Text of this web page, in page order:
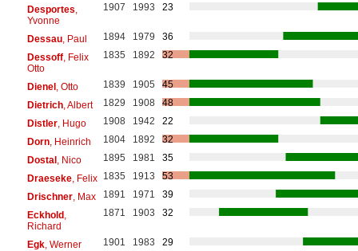
Desportes
Yvonne
1907 1993 23
Dessau, Paul 1894 1979
36
Dessoff, Felix
Otto
1835 1892 32
Dienel, Otto 1839 1905
45
Dietrich, Albert 1829 1908
48
Distler, Hugo 1908 1942
22
Dorn, Heinrich 1804 1892
32
Dostal, Nico 1895 1981
35
Draeseke, Felix 1835 1913
53
Drischner, Max 1891 1971
39
Eckhold,
Richard
1871 1903 32
Egk, Werner 1901 1983
29